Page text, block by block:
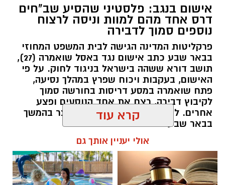
קרדיט: רמ"י
המדינה, בהובלת החטיבה לשמירה על הקרקע
ברשות מקרקעי ישראל (רמ"י), מחדשת בימים אלה
את עבודות הנטיעה באזור ואדי ענים שבנגב.
הפעילות, המבוצעת בפועל על ידי קק"ל ומאובטחת
כ-6,000 דונם – פי שניים בקירוב משטחה של העיר
גבעתיים. העבודות מתבצעות כחלק מפעילות
רציפה ועקבית המתקיימת מזה למעלה משלושה
אישום בנגב: פלסטיני שהסיע שב"חים
דרס אחד מהם למוות וניסה לרצוח
נוספים סמוך לדבירה
פרקליטות המדינה הגישה לבית המשפט המחוזי
בבאר שבע כתב אישום נגד באסל שואמרה (27),
תושב דורא ששהה בישראל בניגוד לחוק. על פי
האישום, בעקבות ויכוח שפרץ במהלך נסיעה,
פתח שואמרה במסע דריסות בחורשה סמוך
לקיבוץ דבירה, רצח את אחד הנוסעים ופצע
אחרים. לאחר מכן נמלט מהזירה ונעצר בהמשך
בבאר שבע.
קרא עוד
אולי יעניין אותך גם